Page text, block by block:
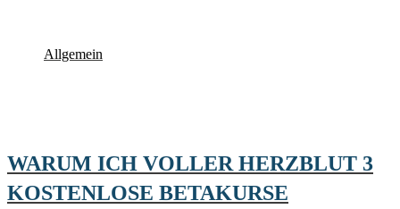
Allgemein
WARUM ICH VOLLER HERZBLUT 3
KOSTENLOSE BETAKURSE